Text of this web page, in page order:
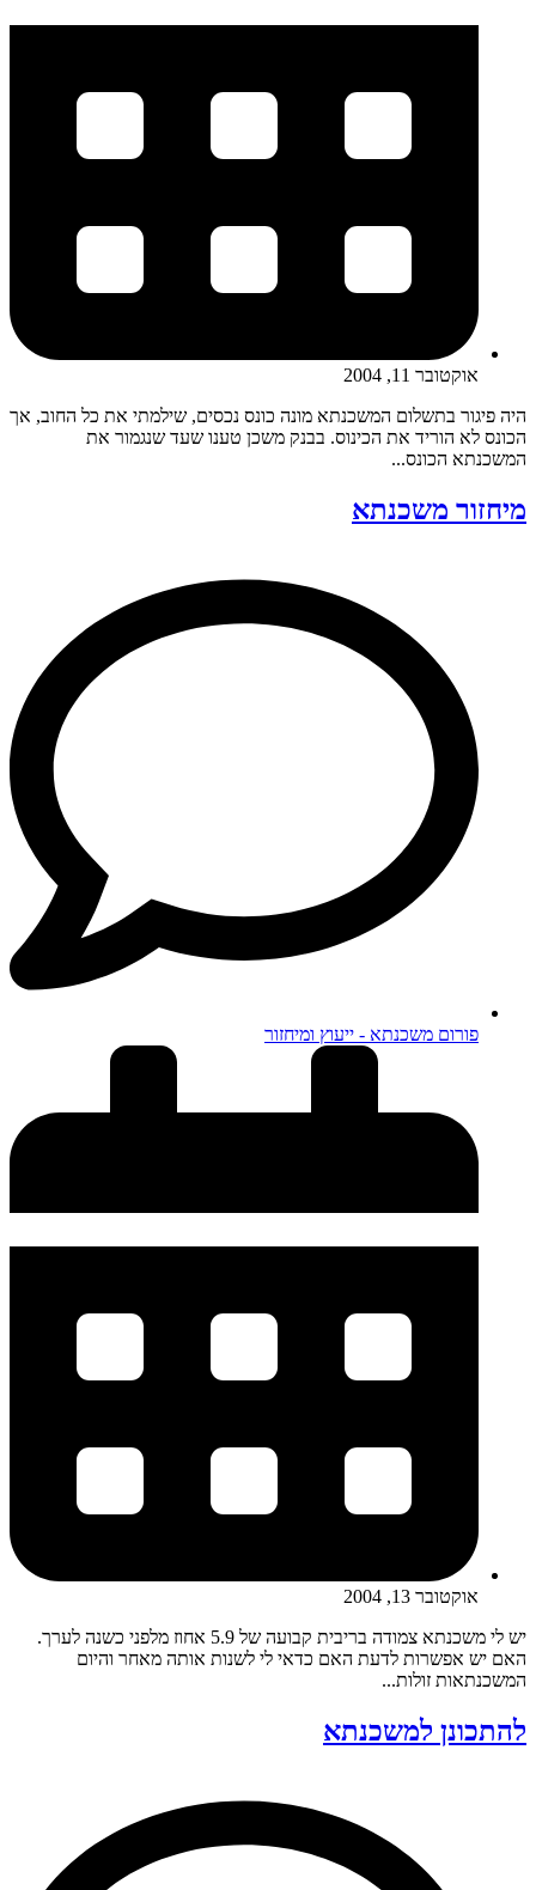
אוקטובר 11, 2004
היה פיגור בתשלום המשכנתא מונה כונס נכסים, שילמתי את כל החוב, אך
הכונס לא הוריד את הכינוס. בבנק משכן טענו שעד שנגמור את
המשכנתא הכונס...
מיחזור משכנתא
פורום משכנתא - ייעוץ ומיחזור
אוקטובר 13, 2004
יש לי משכנתא צמודה בריבית קבועה של 5.9 אחוז מלפני כשנה לערך.
האם יש אפשרות לדעת האם כדאי לי לשנות אותה מאחר והיום
המשכנתאות זולות...
להתכונן למשכנתא